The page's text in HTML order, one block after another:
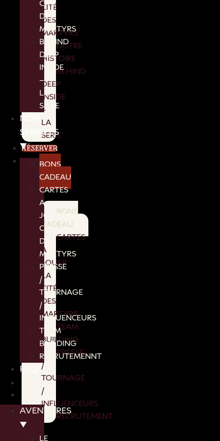
CITÉ
DES
MARTYRS
NOTRE
HISTOIRE
BEHIND
DEEP
INSIDE
–
LA
SERIE
RÉSERVER
SERVICES
BONS
CADEAU
CARTES
A
JOUER
LA
CITÉ
DES
MARTYRS
TEAM
BUILDING
PRESSE
/
TOURNAGE
/
INFLUENCEURS
RECRUTEMENT
FAQ
CITÉ
DES
MARTYRS
BEHIND
DEEP
INSIDE
–
LA
SERIE
NOS
SERVICES
▼
BONS
CADEAU
CARTES
A
JOUER
CITÉ
DES
MARTYRS
PRESSE
/
TOURNAGE
/
INFLUENCEURS
TEAM
BUILDING
RECRUTEMENNT
FAQ
AVENTURES
▼
LE